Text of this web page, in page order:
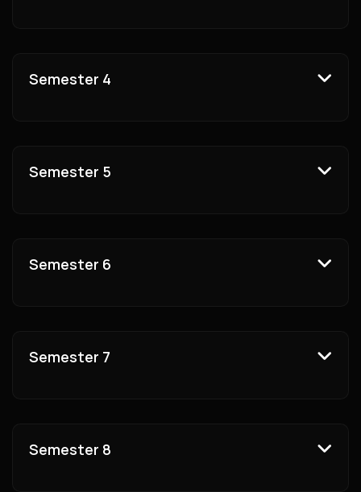
Semester 4
Semester 5
Semester 6
Semester 7
Semester 8